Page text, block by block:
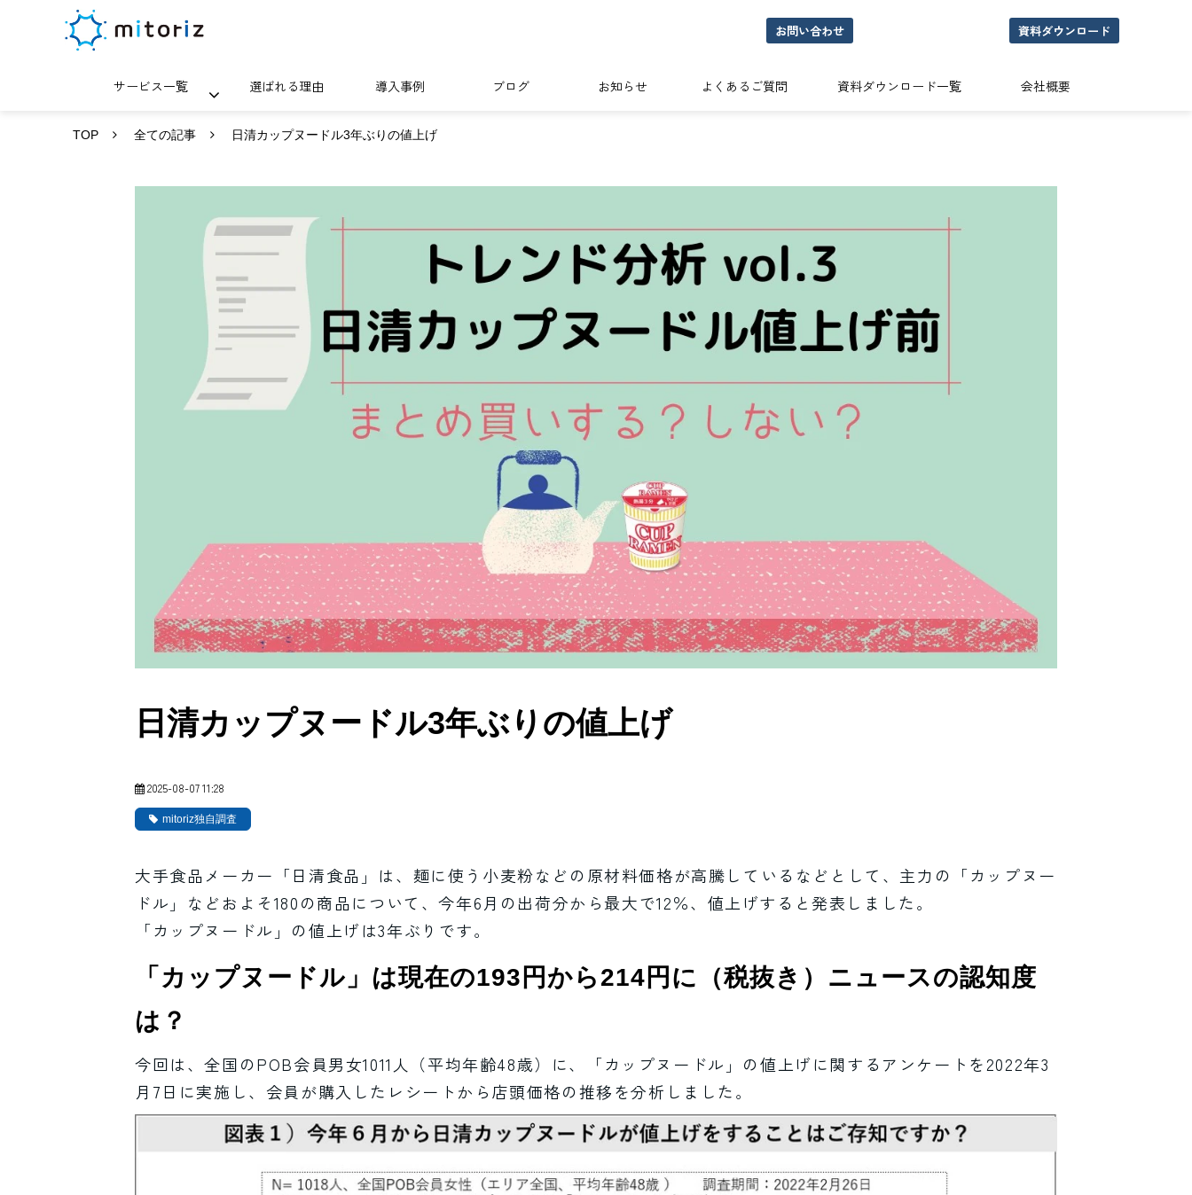
お問い合わせ 資料ダウンロード
サービス一覧 選ばれる理由 導入事例 ブログ お知らせ よくあるご質問 資料ダウンロード一覧 会社概要
TOP 全ての記事 日清カップヌードル3年ぶりの値上げ
日清カップヌードル3年ぶりの値上げ
2025-08-07 11:28
mitoriz独自調査
大手食品メーカー「日清食品」は、麺に使う小麦粉などの原材料価格が高騰しているなどとして、主力の「カップヌー
ドル」などおよそ180の商品について、今年6月の出荷分から最大で12％、値上げすると発表しました。
「カップヌードル」の値上げは3年ぶりです。
「カップヌードル」は現在の193円から214円に（税抜き）ニュースの認知度
は？
今回は、全国のPOB会員男女1011人（平均年齢48歳）に、「カップヌードル」の値上げに関するアンケートを2022年3
月7日に実施し、会員が購入したレシートから店頭価格の推移を分析しました。